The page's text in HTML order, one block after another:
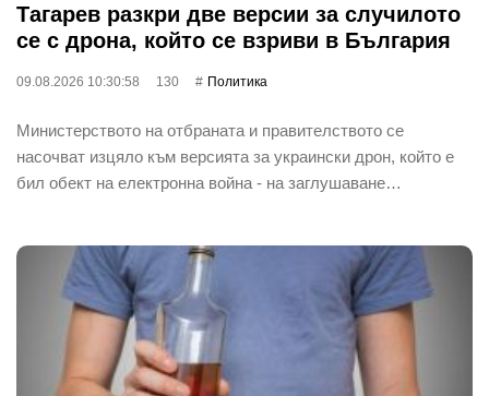
Тагарев разкри две версии за случилото
се с дрона, който се взриви в България
09.08.2026 10:30:58 130 Политика
Министерството на отбраната и правителството се
насочват изцяло към версията за украински дрон, който е
бил обект на електронна война - на заглушаване…